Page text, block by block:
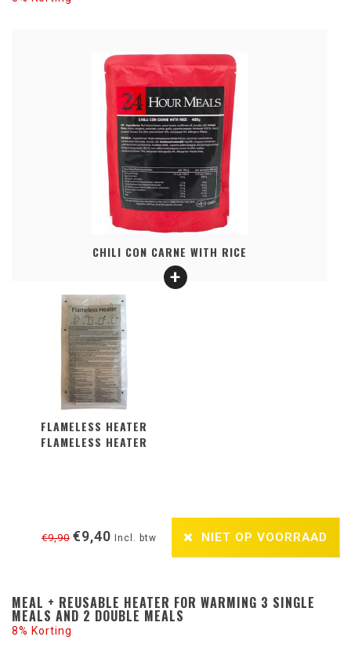
CHILI CON CARNE WITH RICE
FLAMELESS HEATER
FLAMELESS HEATER
€9,90 €9,40 Incl. btw NIET OP VOORRAAD
MEAL + REUSABLE HEATER FOR WARMING 3 SINGLE
MEALS AND 2 DOUBLE MEALS
8% Korting